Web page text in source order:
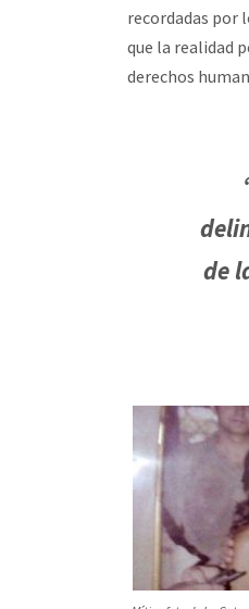
recordadas por
que la realidad
derechos
de